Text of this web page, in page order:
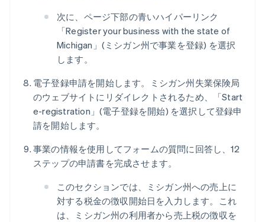
次に、ページ下部の青いハイパーリンク
「Register your business with the state of
Michigan」(ミシガン州で事業を登録) を選択
します。
電子登録申請を開始します。ミシガン州失業保険局
のウェブサイトにリダイレクトされるため、「Start
e-registration」(電子登録を開始) を選択して登録申
請を開始します。
事業の情報を使用してフォームの質問に回答し、12
ステップの申請書を完成させます。
このセクションでは、ミシガン州への売上に
対する税金の徴収開始日を入力します。これ
は、ミシガン州の利用者から売上税の徴収を